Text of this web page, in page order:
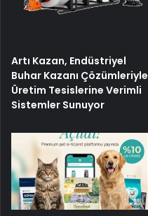
Artı Kazan, Endüstriyel
Buhar Kazanı Çözümleriyle
Üretim Tesislerine Verimli
Sistemler Sunuyor